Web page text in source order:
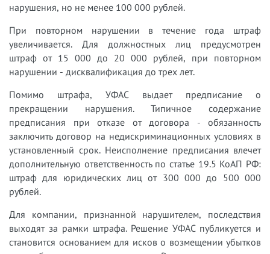
нарушения, но не менее 100 000 рублей.
При повторном нарушении в течение года штраф
увеличивается. Для должностных лиц предусмотрен
штраф от 15 000 до 20 000 рублей, при повторном
нарушении - дисквалификация до трех лет.
Помимо штрафа, УФАС выдает предписание о
прекращении нарушения. Типичное содержание
предписания при отказе от договора - обязанность
заключить договор на недискриминационных условиях в
установленный срок. Неисполнение предписания влечет
дополнительную ответственность по статье 19.5 КоАП РФ:
штраф для юридических лиц от 300 000 до 500 000
рублей.
Для компании, признанной нарушителем, последствия
выходят за рамки штрафа. Решение УФАС публикуется и
становится основанием для исков о возмещении убытков